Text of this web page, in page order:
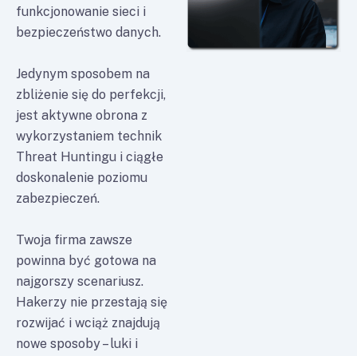
funkcjonowanie sieci i
bezpieczeństwo danych.
Jedynym sposobem na
zbliżenie się do perfekcji,
jest aktywne obrona z
wykorzystaniem technik
Threat Huntingu i ciągłe
doskonalenie poziomu
zabezpieczeń.
Twoja firma zawsze
powinna być gotowa na
najgorszy scenariusz.
Hakerzy nie przestają się
rozwijać i wciąż znajdują
nowe sposoby – luki i